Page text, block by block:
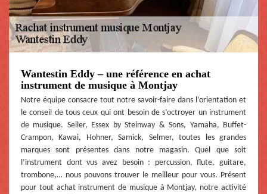
Wantestin Eddy – une référence en achat
instrument de musique à Montjay
Notre équipe consacre tout notre savoir-faire dans l’orientation et
le conseil de tous ceux qui ont besoin de s’octroyer un instrument
de musique. Seiler, Essex by Steinway & Sons, Yamaha, Buffet-
Crampon, Kawai, Hohner, Samick, Selmer, toutes les grandes
marques sont présentes dans notre magasin. Quel que soit
l’instrument dont vus avez besoin : percussion, flute, guitare,
trombone,… nous pouvons trouver le meilleur pour vous. Présent
pour tout achat instrument de musique à Montjay, notre activité